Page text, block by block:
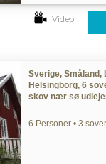
Video
Sverige, Småland,
Helsingborg, 6
skov nær sø
6 Personer • 3